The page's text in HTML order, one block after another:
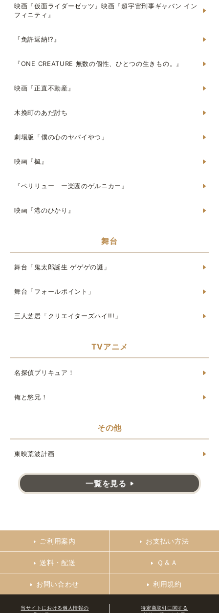
映画『仮面ライダーゼッツ』映画『超宇宙刑事ギャバン イン
フィニティ』
『免許返納!?』
『ONE CREATURE 無数の個性、ひとつの生きもの。』
映画『正直不動産』
木挽町のあだ討ち
劇場版「僕の心のヤバイやつ」
映画『楓』
『ペリリュー ー楽園のゲルニカー』
映画『港のひかり』
舞台
舞台「鬼太郎誕生 ゲゲゲの謎」
舞台「フォールポイント」
三人芝居「クリエイターズハイ!!!」
TVアニメ
名探偵プリキュア！
俺と悠兄！
その他
東映荒波計画
一覧を見る
ご利用案内 お支払い方法
送料・配送 Ｑ＆Ａ
お問い合わせ 利用規約
当サイトにおける個人情報の
特定商取引に関する